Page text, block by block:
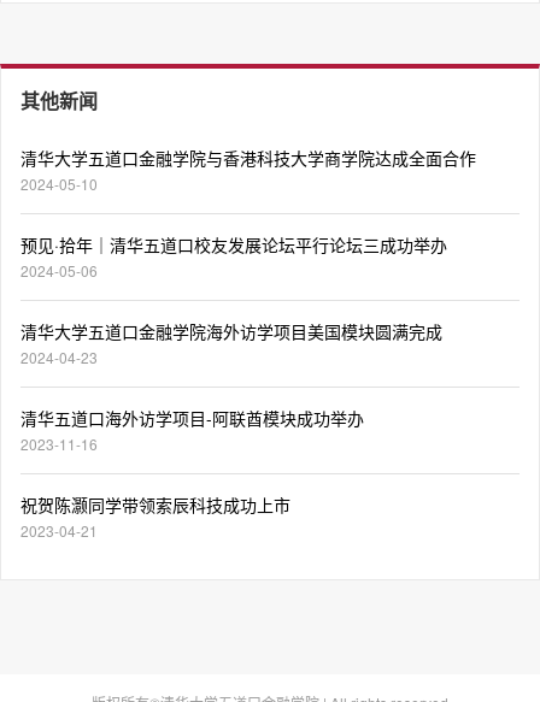
其他新闻
清华大学五道口金融学院与香港科技大学商学院达成全面合作
2024-05-10
预见·拾年｜清华五道口校友发展论坛平行论坛三成功举办
2024-05-06
清华大学五道口金融学院海外访学项目美国模块圆满完成
2024-04-23
清华五道口海外访学项目-阿联酋模块成功举办
2023-11-16
祝贺陈灏同学带领索辰科技成功上市
2023-04-21